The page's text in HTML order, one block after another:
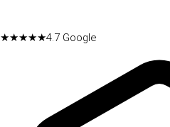
★★★★★4.7 Google